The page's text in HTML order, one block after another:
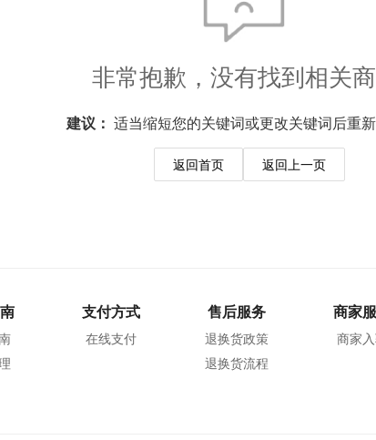
非常抱歉，没有找到相关
建议： 适当缩短您的关键词或更改关键词后重新
返回上一页
返回首页
支付方式
在线支付
售后服务
退换货政策
退换货流程
商家
商家